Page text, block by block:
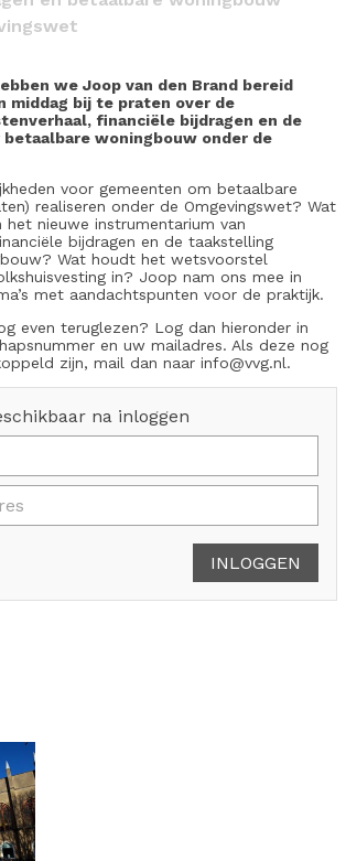
we Joop van den Brand bereid
middag bij te praten over de
financiële bijdragen en de
woningbouw onder de
voor gemeenten om betaalbare
realiseren onder de Omgevingswet? Wat
het nieuwe instrumentarium van
bijdragen en de taakstelling
Wat houdt het wetsvoorstel
in? Joop nam ons mee in
met aandachtspunten voor de praktijk.
even teruglezen? Log dan hieronder in
en uw mailadres. Als deze nog
zijn, mail dan naar info@vvg.nl.
na inloggen